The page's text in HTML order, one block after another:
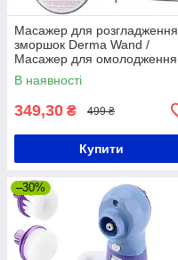
Масажер для розгладження
зморшок Derma Wand /
Масажер для омолодження
навколо очей
В наявності
349,30 ₴ 499 ₴
Купити
–30%